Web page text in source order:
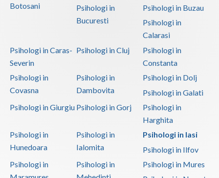
Botosani
Psihologi in
Bucuresti
Psihologi in Buzau
Psihologi in
Calarasi
Psihologi in Caras-
Severin
Psihologi in Cluj
Psihologi in
Constanta
Psihologi in
Covasna
Psihologi in
Dambovita
Psihologi in Dolj
Psihologi in Galati
Psihologi in Giurgiu Psihologi in Gorj
Psihologi in
Harghita
Psihologi in
Hunedoara
Psihologi in
Ialomita
Psihologi in Iasi
Psihologi in Ilfov
Psihologi in
Psihologi in
Psihologi in Mures